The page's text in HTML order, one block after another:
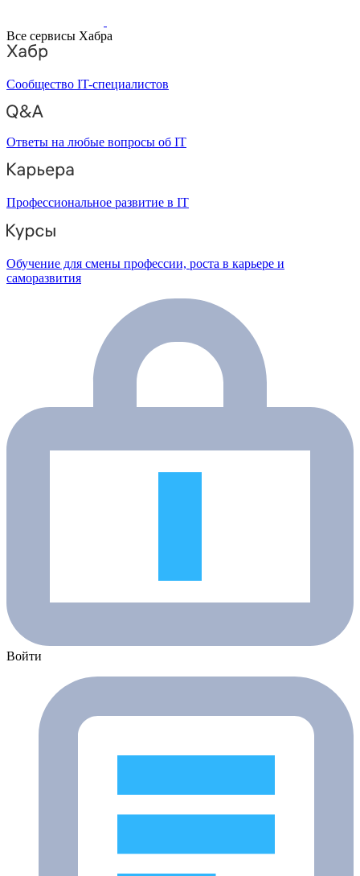
Все сервисы Хабра
Сообщество IT-специалистов
Ответы на любые вопросы об IT
Профессиональное развитие в IT
Обучение для смены профессии, роста в карьере и
саморазвития
Войти